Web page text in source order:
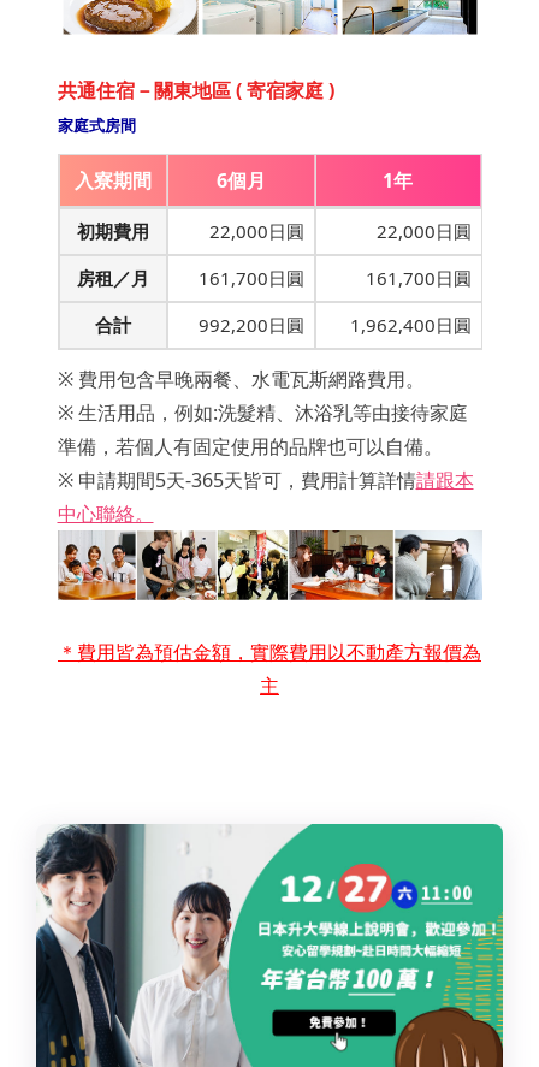
共通住宿－關東地區 ( 寄宿家庭 )
家庭式房間
入寮期間 6個月 1年
初期費用 22,000日圓
22,000日圓
房租／月
161,700日圓
161,700日圓
合計
992,200日圓 1,962,400日圓
※ 費用包含早晚兩餐、水電瓦斯網路費用。
※ 生活用品，例如:洗髮精、沐浴乳等由接待家庭
準備，若個人有固定使用的品牌也可以自備。
※ 申請期間5天-365天皆可，費用計算詳情請跟本
中心聯絡。
＊費用皆為預估金額，實際費用以不動產方報價為
主